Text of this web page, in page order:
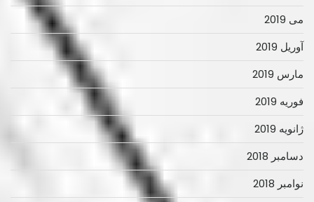
می 2019
آوریل 2019
مارس 2019
فوریه 2019
ژانویه 2019
دسامبر 2018
نوامبر 2018